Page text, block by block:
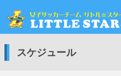
スケジュール